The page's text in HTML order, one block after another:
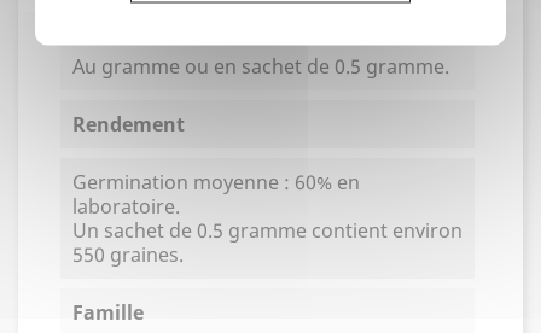
Conditionnement
Au gramme ou en sachet de 0.5 gramme.
Rendement
Germination moyenne : 60% en
laboratoire.
Un sachet de 0.5 gramme contient environ
550 graines.
Famille